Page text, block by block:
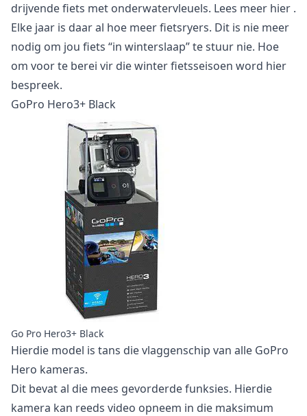
drijvende fiets met onderwatervleuels. Lees meer hier .
Elke jaar is daar al hoe meer fietsryers. Dit is nie meer
nodig om jou fiets “in winterslaap” te stuur nie. Hoe
om voor te berei vir die winter fietsseisoen word hier
bespreek.
GoPro Hero3+ Black
Go Pro Hero3+ Black
Hierdie model is tans die vlaggenschip van alle GoPro
Hero kameras.
Dit bevat al die mees gevorderde funksies. Hierdie
kamera kan reeds video opneem in die maksimum